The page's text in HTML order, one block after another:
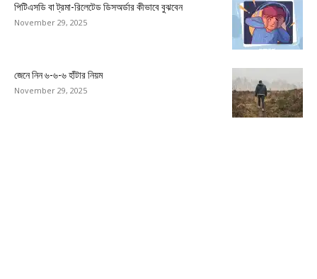
পিটিএসডি বা ট্রমা-রিলেটেড ডিসঅর্ডার কীভাবে বুঝবেন
November 29, 2025
জেনে নিন ৬-৬-৬ হাঁটার নিয়ম
November 29, 2025